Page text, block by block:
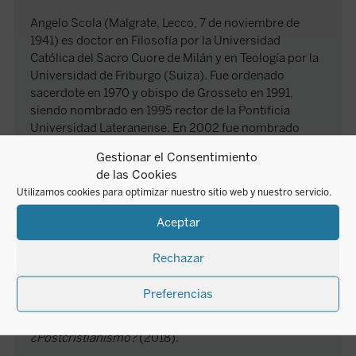
Gestionar el Consentimiento
de las Cookies
Utilizamos cookies para optimizar nuestro sitio web y nuestro servicio.
Aceptar
Rechazar
Preferencias
Angelo Scola (Malgrate, Lecco, 7 de noviembre de
1941) es doctor en Filosofía por la Universidad
Católica del Sacro Cuore de Milán y en Teología por la
Universidad de Friburgo (Suiza). Fue ordenado
sacerdote en 1970 y obispo de Grosseto en 1991,
siendo nombrado en 1995 rector de la Pontificia
Universidad Lateranense. En 2002 fue nombrado
cardenal en 2003. Fue nombrado arzobispo de Milán
por Benedicto XVI en 2011, pasando a ser arzobispo
emérito de Milán en julio de 2017.
Entre sus obras más importantes publicadas en
castellano por Encuentro destacan:
Balthasar: un estilo teológico
Una nueva laicidad
¿Postcristianismo?(2018).